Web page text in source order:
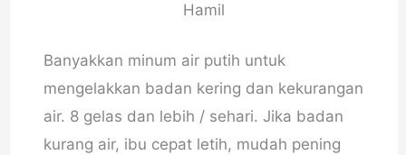
Hamil
Banyakkan minum air putih untuk
mengelakkan badan kering dan kekurangan
air. 8 gelas dan lebih / sehari. Jika badan
kurang air, ibu cepat letih, mudah pening